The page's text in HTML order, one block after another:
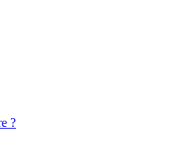
?